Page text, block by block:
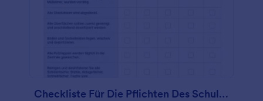
Checkliste Für Die Pflichten Des Schulhausmeisters